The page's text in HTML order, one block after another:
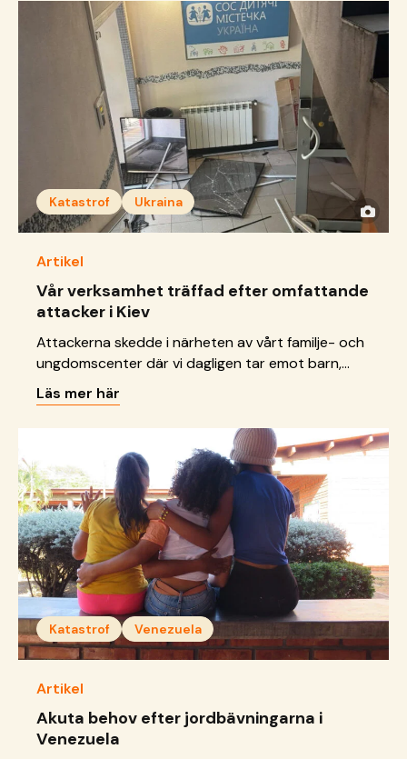
Katastrof Ukraina
Artikel
Vår verksamhet träffad efter omfattande
attacker i Kiev
Attackerna skedde i närheten av vårt familje- och
ungdomscenter där vi dagligen tar emot barn,
unga och familjer.
Läs mer här
Katastrof Venezuela
Artikel
Akuta behov efter jordbävningarna i
Venezuela